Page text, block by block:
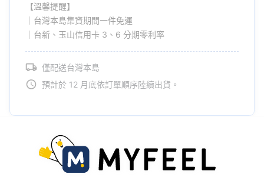
【溫馨提醒】
｜台灣本島集資期間一件免運
｜台新、玉山信用卡 3、6 分期零利率
僅配送台灣本島
預計於 12 月底依訂單順序陸續出貨。